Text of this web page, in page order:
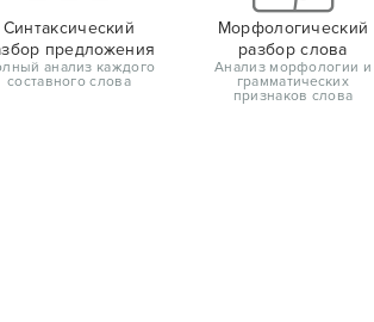
Синтаксический
предложения
анализ каждого
составного слова
Морфологический
разбор слова
Анализ морфологии и
грамматических
признаков слова